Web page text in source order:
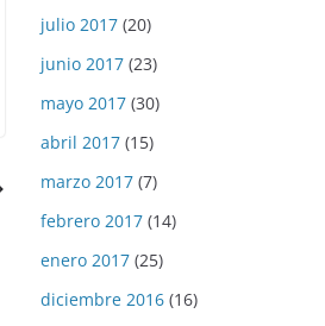
julio 2017 (20)
junio 2017 (23)
mayo 2017 (30)
abril 2017 (15)
marzo 2017 (7)
febrero 2017 (14)
enero 2017 (25)
diciembre 2016 (16)